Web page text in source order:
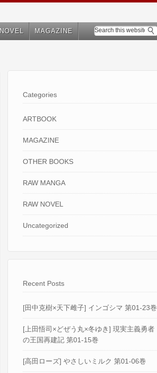
NOVEL MAGAZINE
Categories
ARTBOOK
MAGAZINE
OTHER BOOKS
RAW MANGA
RAW NOVEL
Uncategorized
Recent Posts
[田中克樹×天下雌子] インゴシマ 第01-23巻
[上田悟司×どぜう丸×冬ゆき] 現実主義勇者
の王国再建記 第01-15巻
[高田ローズ] やさしいミルク 第01-06巻